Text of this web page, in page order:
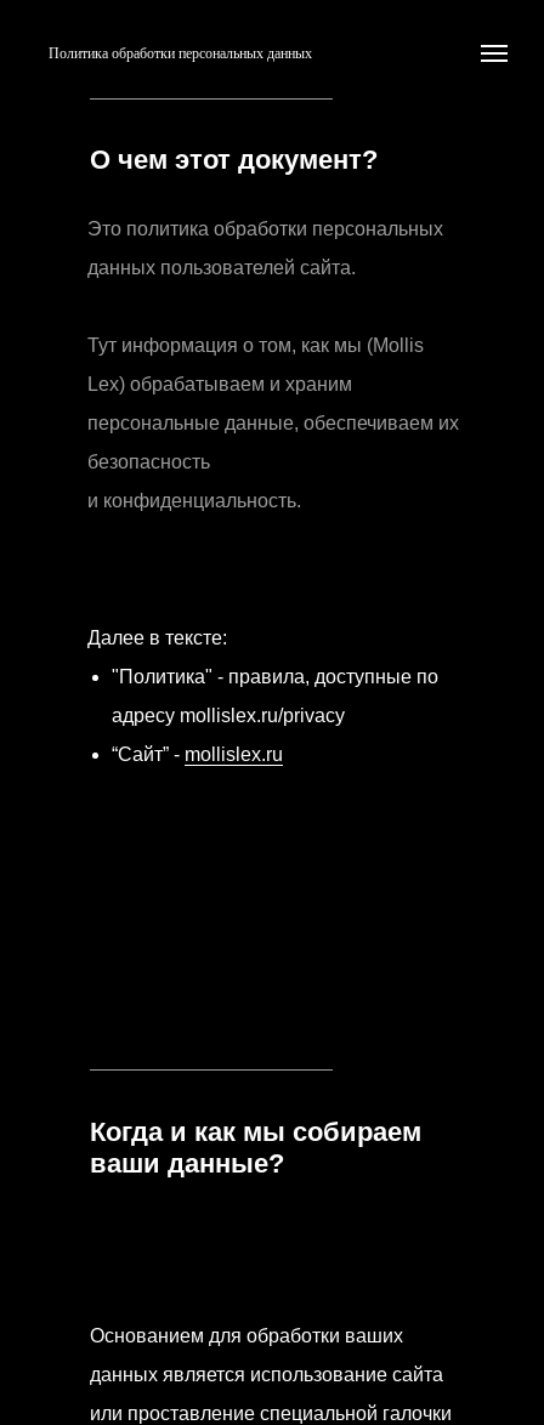
Политика обработки персональных данных
Далее в тексте:
"Политика" - правила, доступные по
адресу mollislex.ru/privacy
“Сайт” - mollislex.ru
О чем этот документ?
Это политика обработки персональных
данных пользователей сайта.
Тут информация о том, как мы (Mollis
Lex) обрабатываем и храним
персональные данные, обеспечиваем их
безопасность
и конфиденциальность.
Основанием для обработки ваших
данных является использование сайта
или проставление специальной галочки
Когда и как мы собираем
ваши данные?